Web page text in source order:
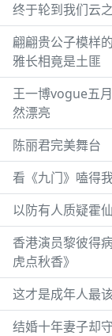
终于轮到我们云
翩翩贵公子模样
雅长相竟是土匪
王一博vogue五
然漂亮
陈丽君完美舞台
看《九门》嗑得
以防有人质疑霍
香港演员黎彼得
虎点秋香》
这才是成年人最
结婚十年妻子却